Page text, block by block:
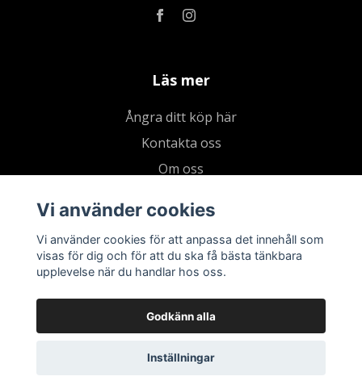
Läs mer
Ångra ditt köp här
Kontakta oss
Om oss
Kundklubb
Presentkort
Vi använder cookies
Vi använder cookies för att anpassa det innehåll som
visas för dig och för att du ska få bästa tänkbara
upplevelse när du handlar hos oss.
Godkänn alla
Inställningar